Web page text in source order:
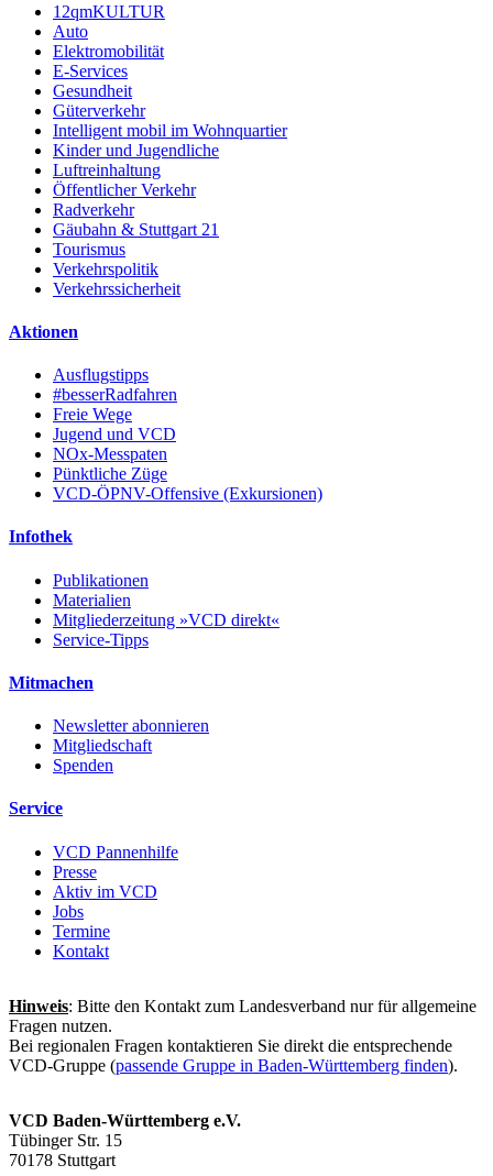
12qmKULTUR
Auto
Elektromobilität
E-Services
Gesundheit
Güterverkehr
Intelligent mobil im Wohnquartier
Kinder und Jugendliche
Luftreinhaltung
Öffentlicher Verkehr
Radverkehr
Gäubahn & Stuttgart 21
Tourismus
Verkehrspolitik
Verkehrssicherheit
Aktionen
Ausflugstipps
#besserRadfahren
Freie Wege
Jugend und VCD
NOx-Messpaten
Pünktliche Züge
VCD-ÖPNV-Offensive (Exkursionen)
Infothek
Publikationen
Materialien
Mitgliederzeitung »VCD direkt«
Service-Tipps
Mitmachen
Newsletter abonnieren
Mitgliedschaft
Spenden
Service
VCD Pannenhilfe
Presse
Aktiv im VCD
Jobs
Termine
Kontakt
Hinweis: Bitte den Kontakt zum Landesverband nur für allgemeine
Fragen nutzen.
Bei regionalen Fragen kontaktieren Sie direkt die entsprechende
VCD-Gruppe (passende Gruppe in Baden-Württemberg finden).
VCD Baden-Württemberg e.V.
Tübinger Str. 15
70178 Stuttgart